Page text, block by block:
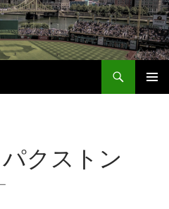
クストン